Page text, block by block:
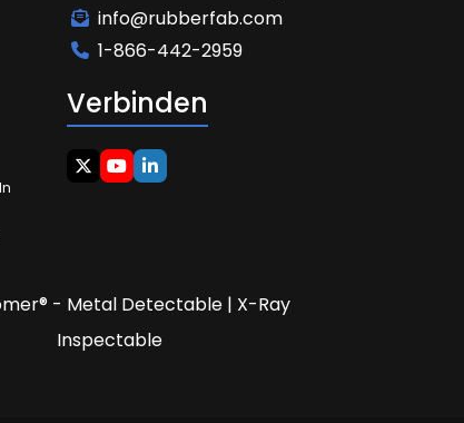
info@rubberfab.com
1-866-442-2959
Verbinden
- Metal Detectable | X-Ray
Inspectable